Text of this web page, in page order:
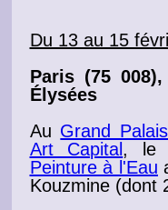
Du 13 au 15
Paris(75 008),
Élysées
Au Grand
Art Capital , le
Peinture à l'Eau
Kouzmine (dont